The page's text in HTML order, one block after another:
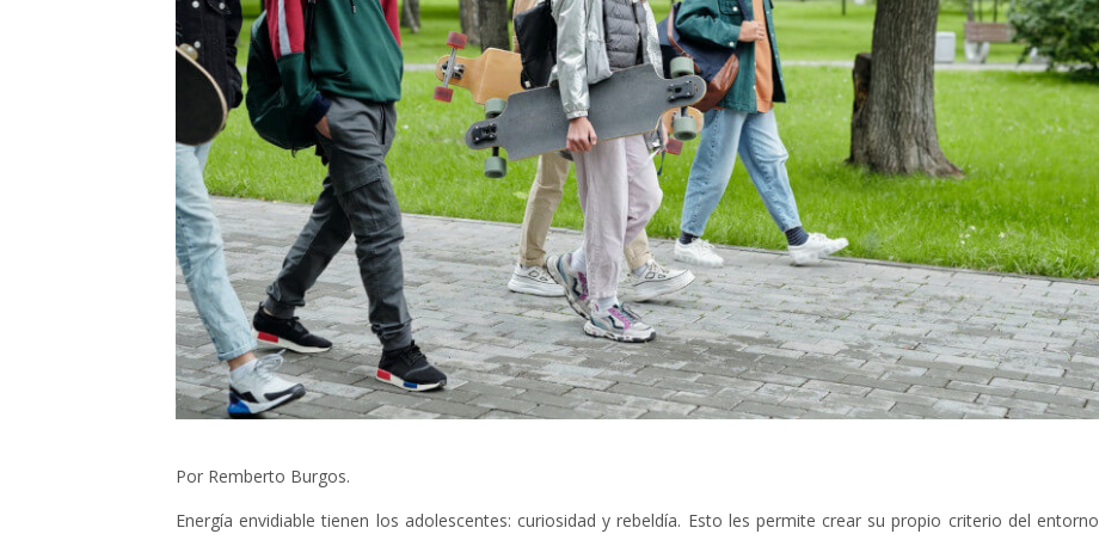
Por Remberto Burgos.
Energía envidiable tienen los adolescentes: curiosidad y rebeldía. Esto les permite crear su propio criterio del entorno